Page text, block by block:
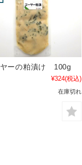
ーの粕漬け 100g
¥324(税込)
在庫切れ